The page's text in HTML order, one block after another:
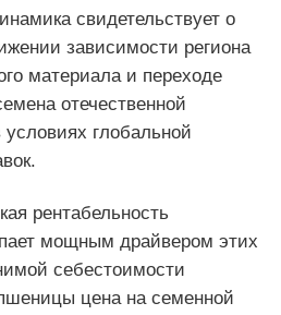
свидетельствует о
зависимости региона
материала и переходе
отечественной
глобальной
рентабельность
мощным драйвером этих
себестоимости
цена на семенной